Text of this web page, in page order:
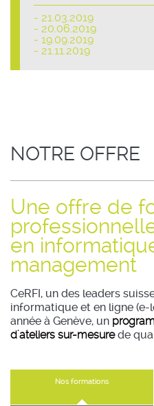
- 21.03.2019
- 20.06.2019
- 19.09.2019
- 21.11.2019
NOTRE OFFRE
Une offre de
en
management
CeRFI, un des leaders
informatique et en ligne
année à Genève, un
d'ateliers sur-mesurede
Nos formations